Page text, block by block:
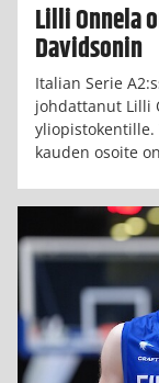
Lilli Onnela
Davidsonin
Italian Serie
johdattanut Lilli
yliopistokentille.
kauden osoite